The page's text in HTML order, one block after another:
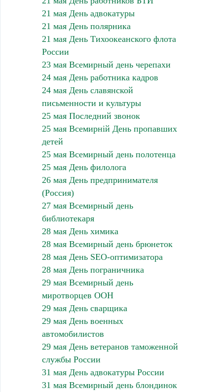
21 мая День адвокатуры
21 мая День полярника
21 мая День Тихоокеанского флота
России
23 мая Всемирный день черепахи
24 мая День работника кадров
24 мая День славянской
письменности и культуры
25 мая Последний звонок
25 мая Всемирній День пропавших
детей
25 мая Всемирный день полотенца
25 мая День филолога
26 мая День предпринимателя
(Россия)
27 мая Всемирный день
библиотекаря
28 мая День химика
28 мая Всемирный день брюнеток
28 мая День SEO-оптимизатора
28 мая День пограничника
29 мая Всемирный день
миротворцев ООН
29 мая День сварщика
29 мая День военных
автомобилистов
29 мая День ветеранов таможенной
службы России
31 мая День адвокатуры России
31 мая Всемирный день блондинок